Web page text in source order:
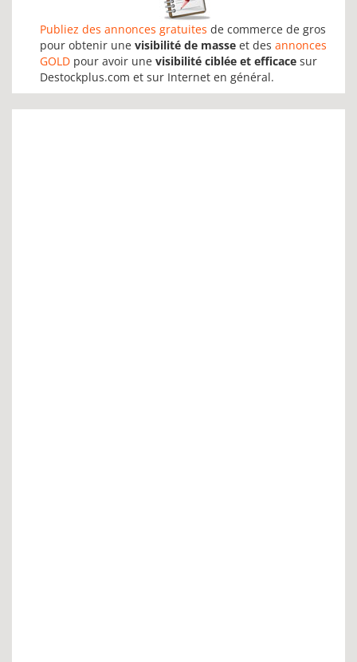
Publiez des annonces gratuites de commerce de gros
pour obtenir une visibilité de masse et des annonces
GOLD pour avoir une visibilité ciblée et efficace sur
Destockplus.com et sur Internet en général.